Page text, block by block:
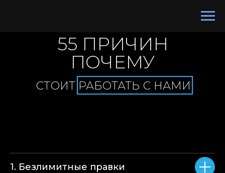
55 ПРИЧИН
ПОЧЕМУ
СТОИТ РАБОТАТЬ С НАМИ
1. Безлимитные правки